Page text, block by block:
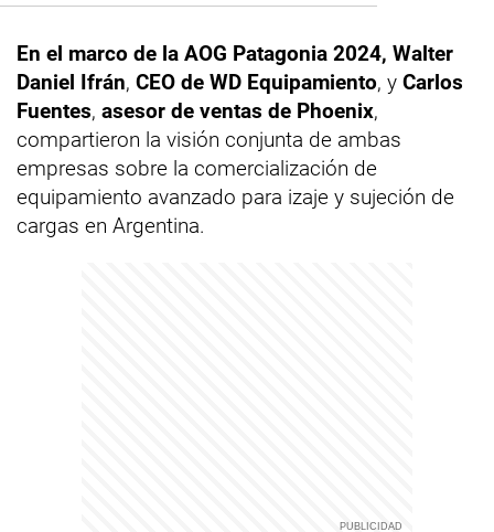
En el marco de la AOG Patagonia 2024, Walter
Daniel Ifrán, CEO de WD Equipamiento, y Carlos
Fuentes, asesor de ventas de Phoenix,
compartieron la visión conjunta de ambas
empresas sobre la comercialización de
equipamiento avanzado para izaje y sujeción de
cargas en Argentina.